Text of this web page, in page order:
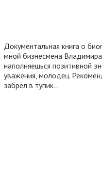
Документальная книга о
мной бизнесмена Владимира
наполняешься позитивной
уважения, молодец.
забрел в тупик…